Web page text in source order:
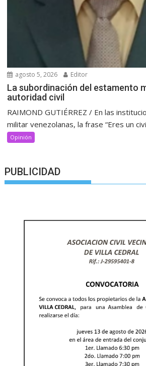
agosto 5, 2026 Editor
La subordinación del estamento
autoridad civil
RAIMOND GUTIÉRREZ / En las
militar venezolanas, la frase “Eres un
Opinión
PUBLICIDAD